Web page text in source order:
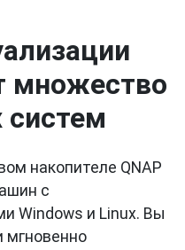
множество
накопителе QNAP
с
Windows и Linux. Вы
мгновенно